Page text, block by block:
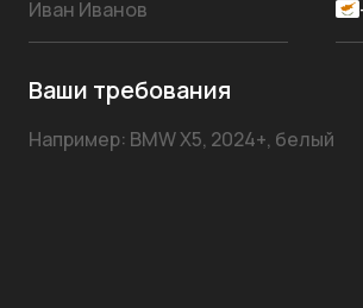
Ваши требования